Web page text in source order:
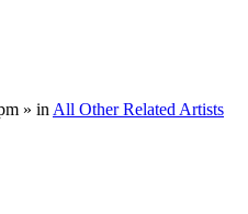
» in All Other Related Artists